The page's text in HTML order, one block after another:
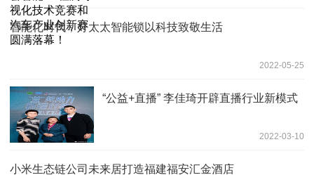
智能化时代，好太太智能锁以科技致敬生活
2022-05-25
“公益+直播” 李佳琦开辟直播行业新模式
2022-03-10
小米生态链公司未来居打造福建福安汇金酒店